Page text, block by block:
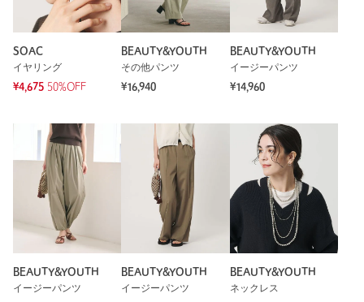
SOAC
イヤリング
¥4,675 50%OFF
BEAUTY&YOUTH
その他パンツ
¥16,940
BEAUTY&YOUTH
イージーパンツ
¥14,960
BEAUTY&YOUTH
イージーパンツ
BEAUTY&YOUTH
イージーパンツ
BEAUTY&YOUTH
ネックレス